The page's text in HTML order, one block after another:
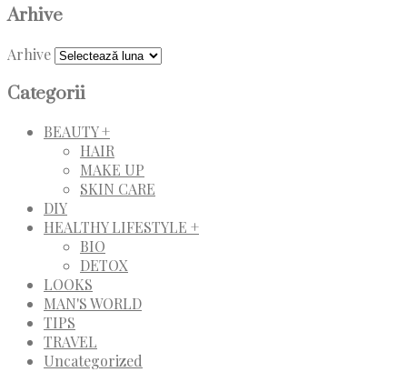
Arhive
Arhive
Categorii
BEAUTY +
HAIR
MAKE UP
SKIN CARE
DIY
HEALTHY LIFESTYLE +
BIO
DETOX
LOOKS
MAN'S WORLD
TIPS
TRAVEL
Uncategorized